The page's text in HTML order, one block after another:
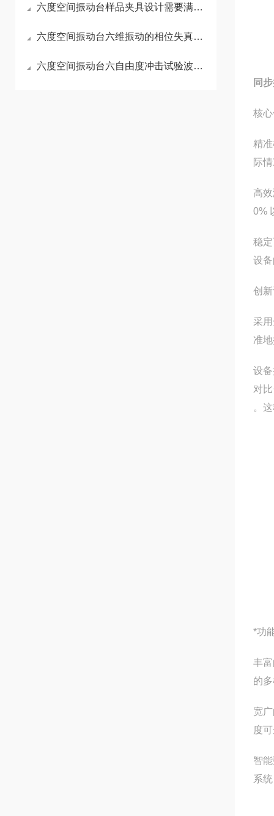
六度空间振动台样品夹具设计需要满足哪些六维测试特殊要求？
六度空间振动台六维振动的相位失真会对样品测试带来什么影响？
六度空间振动台六自由度冲击试验波形失真该如何排查？
同
核
精
际
高
0%
稳
设
创
采
准
设
对
。
*功
丰
的
宽
度
智
系